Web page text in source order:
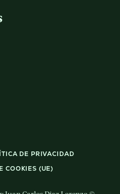
DE PRIVACIDAD
COOKIES (UE)